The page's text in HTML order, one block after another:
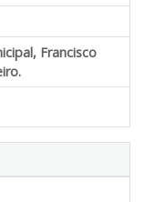
Francisco